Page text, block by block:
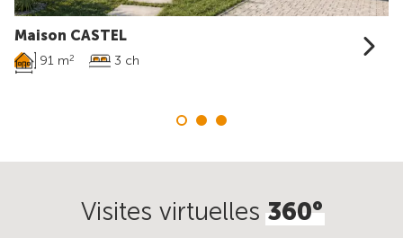
Maison CASTEL
91 m2 3 ch
Visites virtuelles360°